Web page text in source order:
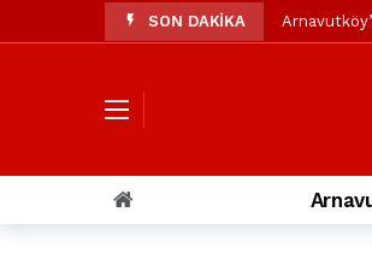
SON DAKİKA
Özgür
Arnavutköy